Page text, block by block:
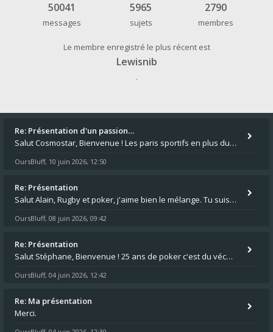
50041
messages
5965
sujets
2790
membres
Le membre enregistré le plus récent est
Lewisnib
.
Re: Présentation d'un passion…
Salut Cosmostar, Bienvenue ! Les paris sportifs en plus du poker, c'est ce que je fais aussi. Surtout la NBA, je mise su
OursBluff, 10 juin 2026, 12:50
Re: Présentation
Salut Alain, Rugby et poker, j'aime bien le mélange. Tu suis le rugby du coin ? Moi j'essaie d'aller voir des matchs de
OursBluff, 08 juin 2026, 09:42
Re: Présentation
Salut Stéphane, Bienvenue ! 25 ans de poker c'est du vécu quand même. Moi je suis relativementnouveau (2018) mais j'ai a
OursBluff, 04 juin 2026, 12:42
Re: Ma présentation
Merci.